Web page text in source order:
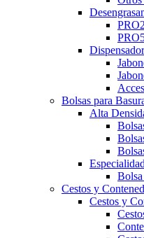
Bolsas para
Alta
Cestos y
Cestos y